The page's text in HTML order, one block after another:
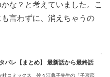
な？と考えていました。こ
言わずに、消えちゃうの
バレ【まとめ】 最新話から最終話
社コミックス 佐々江典子先生の「子宮恋